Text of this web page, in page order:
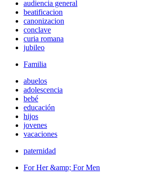
audiencia general
beatificacion
canonizacion
conclave
curia romana
jubileo
Familia
abuelos
adolescencia
bebé
educación
hijos
jovenes
vacaciones
paternidad
For Her &amp; For Men